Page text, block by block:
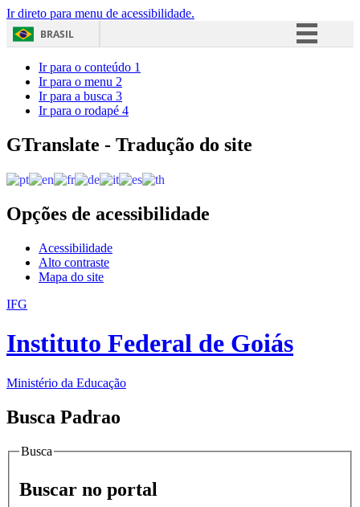
Ir direto para menu de acessibilidade.
BRASIL
Acesso à informação
Ir para o conteúdo 1
Ir para o menu 2
Ir para a busca 3
Ir para o rodapé 4
GTranslate - Tradução do site
Opções de acessibilidade
Acessibilidade
Alto contraste
Mapa do site
IFG
Instituto Federal de Goiás
Ministério da Educação
Busca Padrao
Busca
Buscar no portal